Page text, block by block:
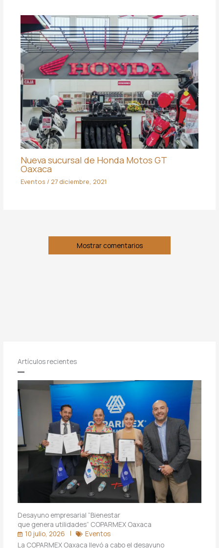
Nueva sucursal de Honda Motos GT
Oaxaca
Eventos / 27 diciembre, 2021
Mostrar comentarios
Artículos recientes
Desayuno empresarial “Bienestar
que genera utilidades” COPARMEX Oaxaca
10 julio, 2026
Eventos
La COPARMEX Oaxaca llevó a cabo el desayuno